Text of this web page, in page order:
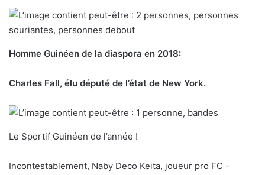
Homme Guinéen de la diaspora en 2018:
Charles Fall, élu député de l’état de New York.
Le Sportif Guinéen de l’année !
Incontestablement, Naby Deco Keita, joueur pro FC -